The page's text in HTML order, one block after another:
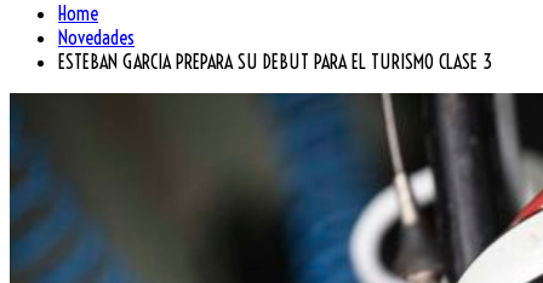
Home
Novedades
ESTEBAN GARCIA PREPARA SU DEBUT PARA EL TURISMO CLASE 3